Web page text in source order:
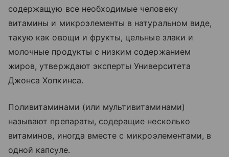
содержащую все необходимые человеку
витамины и микроэлементы в натуральном виде,
такую как овощи и фрукты, цельные злаки и
молочные продукты с низким содержанием
жиров, утверждают эксперты Университета
Джонса Хопкинса.
Поливитаминами (или мультивитаминами)
называют препараты, содеращие несколько
витаминов, иногда вместе с микроэлементами, в
одной капсуле.